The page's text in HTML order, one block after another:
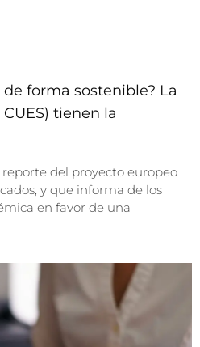
forma sostenible? La
tienen la
del proyecto europeo
y que informa de los
en favor de una